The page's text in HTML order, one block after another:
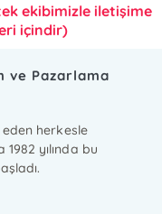
ekibimizle iletişime
içindir)
ve Pazarlama
herkesle
yılında bu